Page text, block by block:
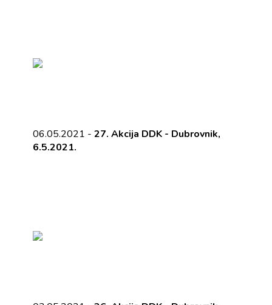
06.05.2021 - 27. Akcija DDK - Dubrovnik,
6.5.2021.